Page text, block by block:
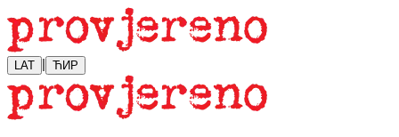
LAT | ЋИР